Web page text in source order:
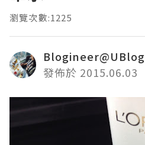
瀏覽次數:1225
Blogineer@UBlog
發佈於 2015.06.03